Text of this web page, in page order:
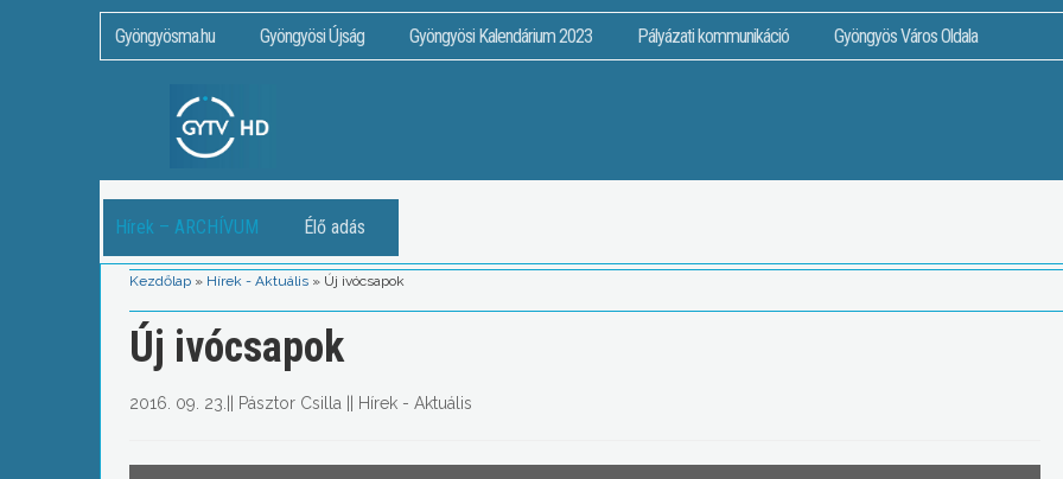
Gyöngyösma.hu Gyöngyösi Újság Gyöngyösi Kalendárium 2023 Pályázati kommunikáció Gyöngyös Város Oldala
Hírek – ARCHÍVUM Élő adás
Kezdőlap » Hírek - Aktuális » Új ivócsapok
Új ivócsapok
2016. 09. 23. Pásztor Csilla Hírek - Aktuális